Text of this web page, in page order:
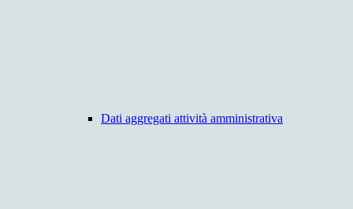
Dati aggregati attività amministrativa